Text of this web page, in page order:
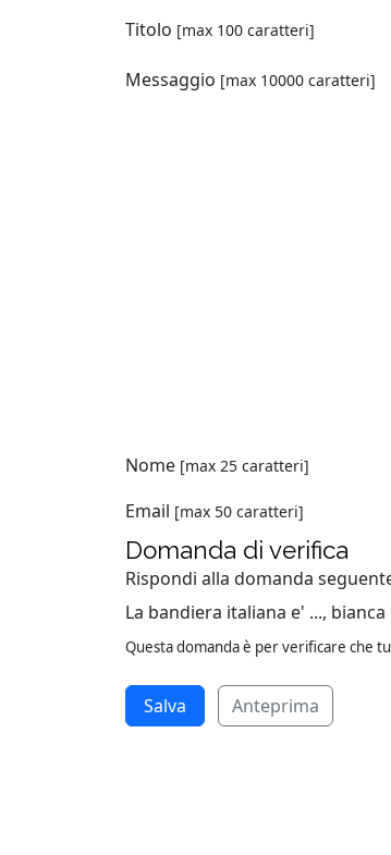
Titolo [max 100 caratteri]
Messaggio [max 10000 caratteri]
Nome [max 25 caratteri]
Email [max 50 caratteri]
Domanda di verifica
Rispondi alla domanda
La bandiera italiana e' ..., bianca
Questa domanda è per verificare che
Anteprima